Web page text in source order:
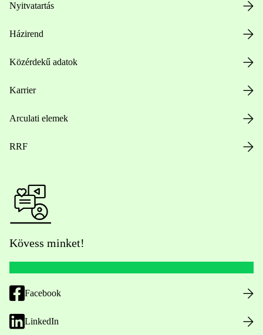
Nyitvatartás
Házirend
Közérdekű adatok
Karrier
Arculati elemek
RRF
Kövess minket!
Facebook
LinkedIn